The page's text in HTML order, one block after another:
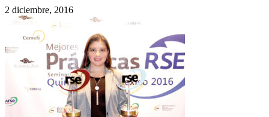
2 diciembre, 2016